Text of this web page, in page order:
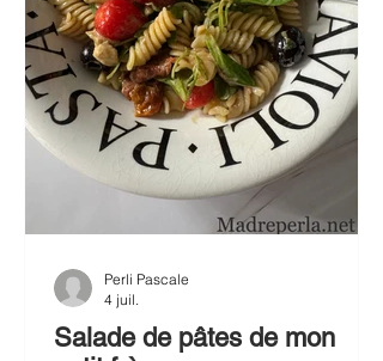
Salade de pâtes de mon
Perli Pascale
4 juil.